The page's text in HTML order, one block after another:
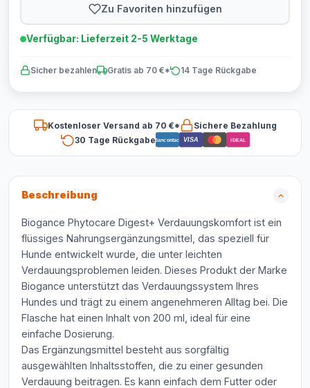
Zu Favoriten hinzufügen
Verfügbar: Lieferzeit 2-5 Werktage
Sicher bezahlen Gratis ab 70 €* 14 Tage Rückgabe
Kostenloser Versand ab 70 €*
Sichere Bezahlung
30 Tage RückgabeBancontact VISA iDEAL
Beschreibung
Biogance Phytocare Digest+ Verdauungskomfort ist ein
flüssiges Nahrungsergänzungsmittel, das speziell für
Hunde entwickelt wurde, die unter leichten
Verdauungsproblemen leiden. Dieses Produkt der Marke
Biogance unterstützt das Verdauungssystem Ihres
Hundes und trägt zu einem angenehmeren Alltag bei. Die
Flasche hat einen Inhalt von 200 ml, ideal für eine
einfache Dosierung.
Das Ergänzungsmittel besteht aus sorgfältig
ausgewählten Inhaltsstoffen, die zu einer gesunden
Verdauung beitragen. Es kann einfach dem Futter oder